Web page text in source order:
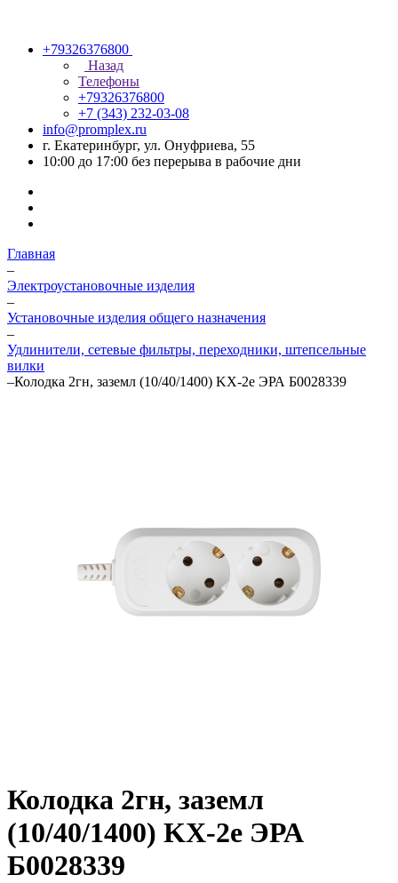
+79326376800
Назад
Телефоны
+79326376800
+7 (343) 232-03-08
info@promplex.ru
г. Екатеринбург, ул. Онуфриева, 55
10:00 до 17:00 без перерыва в рабочие дни
Главная
–
Электроустановочные изделия
–
Установочные изделия общего назначения
–
Удлинители, сетевые фильтры, переходники, штепсельные
вилки
–Колодка 2гн, зазeмл (10/40/1400) KX-2e ЭРА Б0028339
Колодка 2гн, зазeмл
(10/40/1400) KX-2e ЭРА
Б0028339